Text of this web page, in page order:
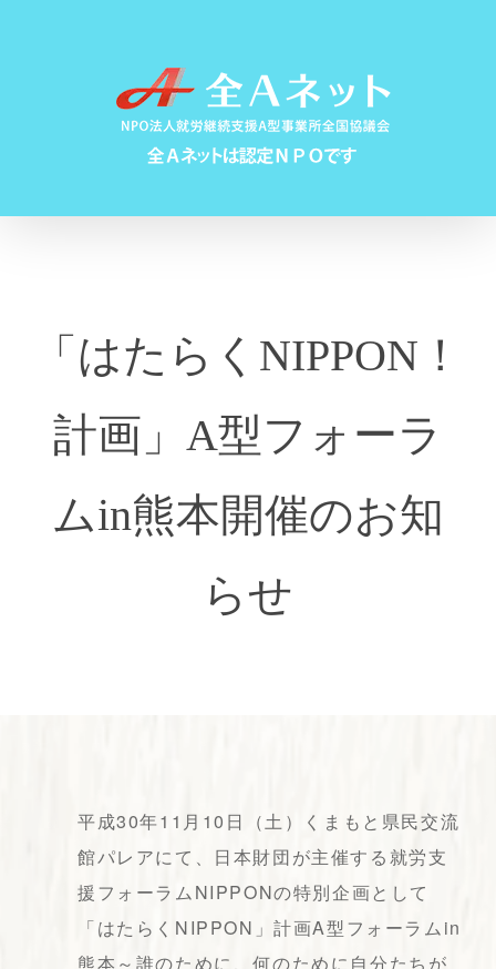
「はたらくNIPPON！
計画」A型フォーラ
ムin熊本開催のお知
らせ
平成30年11月10日（土）くまもと県民交流
館パレアにて、日本財団が主催する就労支
援フォーラムNIPPONの特別企画として
「はたらくNIPPON」計画A型フォーラムin
熊本～誰のために、何のために自分たちが